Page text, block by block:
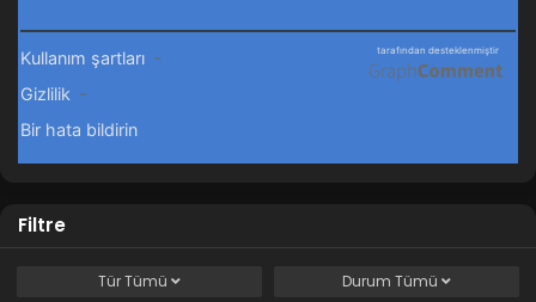
Filtre
TürTümü Durum Tümü